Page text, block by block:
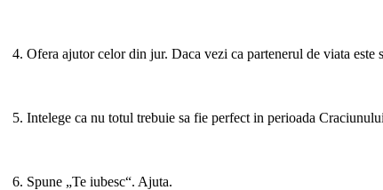
4. Ofera ajutor celor din jur. Daca vezi ca partenerul de viata
5. Intelege ca nu totul trebuie sa fie perfect in perioada
6. Spune „Te iubesc“. Ajuta.